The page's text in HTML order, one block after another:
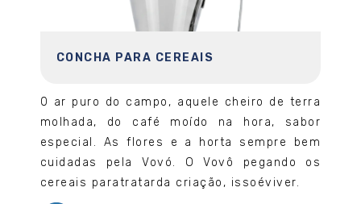
CONCHA PARA CEREAIS
0 ar puro do campo, aquele cheiro de terra
molhada, do café moído na hora, sabor
especial. As flores e a horta sempre bem
cuidadas pela Vovó. O Vovô pegando os
cereais paratratarda criação, issoéviver.